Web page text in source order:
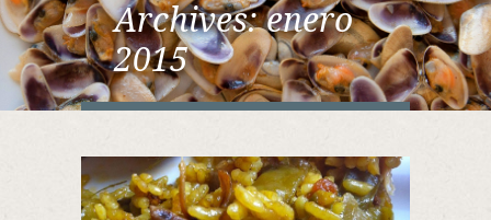
Archives:enero
2015